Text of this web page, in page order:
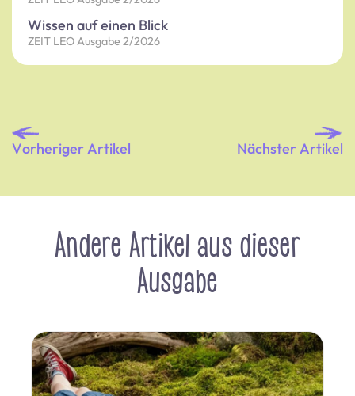
Wissen auf einen Blick
ZEIT LEO Ausgabe 2/2026
Vorheriger Artikel Nächster Artikel
Andere Artikel aus dieser
Ausgabe